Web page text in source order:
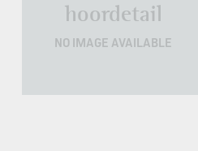
hoordetail
NO IMAGE AVAILABLE